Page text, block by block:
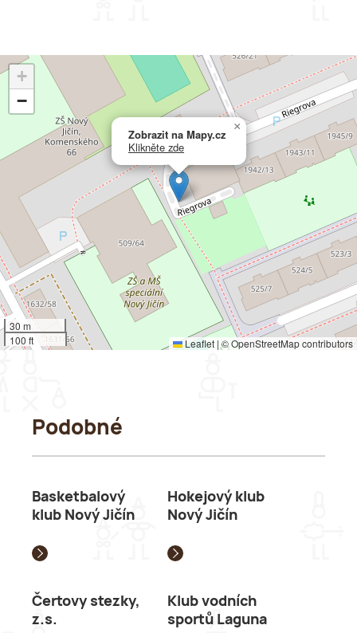
Zobrazit na Mapy.cz
Klikněte zde
×
+
−
30 m
100 ft
Leaflet |©OpenStreetMapcontributors
Podobné
Basketbalový
klub Nový Jičín
Hokejový klub
Nový Jičín
Čertovy stezky,
z.s.
Klub vodních
sportů Laguna